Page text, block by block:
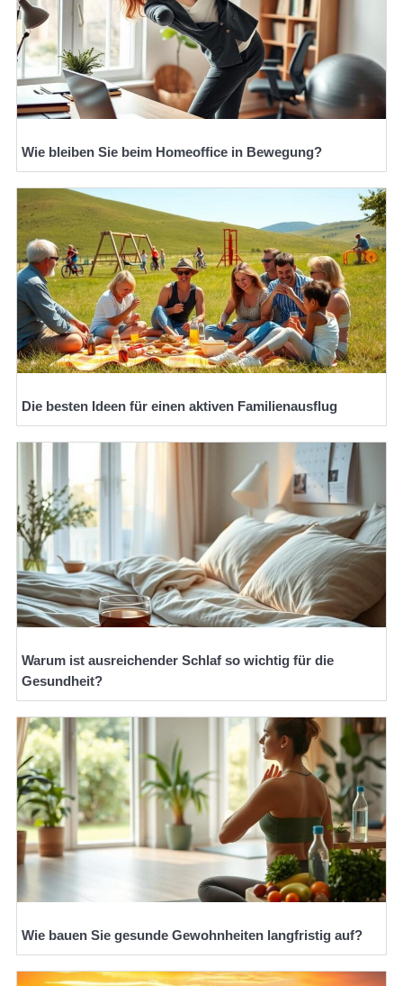
Wie bleiben Sie beim Homeoffice in Bewegung?
Die besten Ideen für einen aktiven Familienausflug
Warum ist ausreichender Schlaf so wichtig für die
Gesundheit?
Wie bauen Sie gesunde Gewohnheiten langfristig auf?